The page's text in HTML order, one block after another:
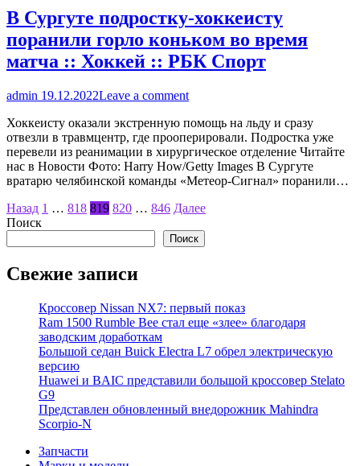
В Сургуте подростку-хоккеисту
поранили горло коньком во время
матча :: Хоккей :: РБК Спорт
admin 19.12.2022Leave a comment
Хоккеисту оказали экстренную помощь на льду и сразу
отвезли в травмцентр, где прооперировали. Подростка уже
перевели из реанимации в хирургическое отделение Читайте
нас в Новости Фото: Harry How/Getty Images В Сургуте
вратарю челябинской команды «Метеор-Сигнал» поранили…
Пагинация
записей
Назад 1 … 818 819 820 … 846 Далее
Поиск
Поиск
Свежие записи
Кроссовер Nissan NX7: первый показ
Ram 1500 Rumble Bee стал еще «злее» благодаря
заводским доработкам
Большой седан Buick Electra L7 обрел электрическую
версию
Huawei и BAIC представили большой кроссовер Stelato
G9
Представлен обновленный внедорожник Mahindra
Scorpio-N
Запчасти